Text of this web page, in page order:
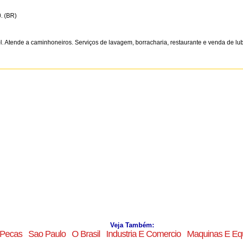
(BR)
a caminhoneiros. Serviços de lavagem, borracharia, restaurante e venda de
Veja Também:
Sao Paulo O Brasil Industria E Comercio Maquinas E